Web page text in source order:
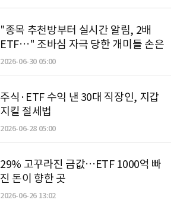
"종목 추천방부터 실시간 알림, 2배
ETF…" 조바심 자극 당한 개미들 손은
2026-06-30 05:00
주식·ETF 수익 낸 30대 직장인, 지갑
지킬 절세법
2026-06-28 05:00
29% 고꾸라진 금값…ETF 1000억 빠
진 돈이 향한 곳
2026-06-26 13:02